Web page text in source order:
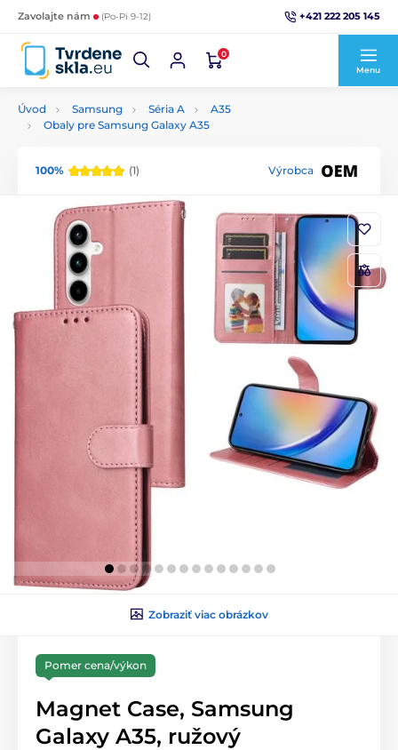
Zavolajte nám (Po-Pi 9-12) +421 222 205 145
0
Menu
Úvod Samsung Séria A
A35
Obaly pre Samsung Galaxy A35
100% (1) Výrobca
Zobraziť viac obrázkov
Pomer cena/výkon
Magnet Case, Samsung
Galaxy A35, ružový